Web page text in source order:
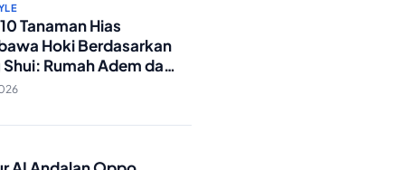
Tanaman Hias
Hoki Berdasarkan
Shui: Rumah Adem dan
Lancar!